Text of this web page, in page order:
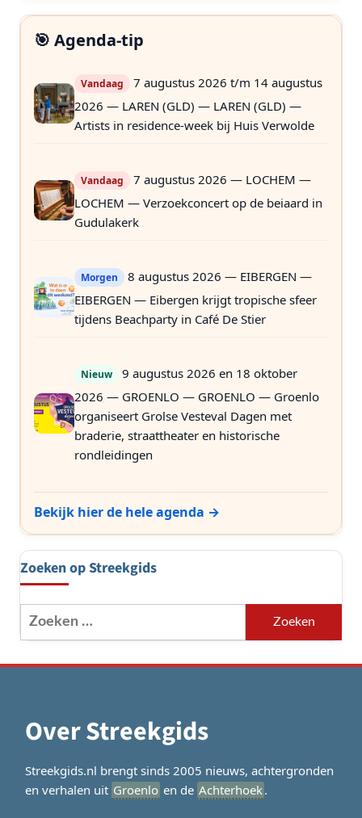
🎯 Agenda-tip
Vandaag
7 augustus 2026 t/m 14 augustus
2026 — LAREN (GLD) — LAREN (GLD) —
Artists in residence-week bij Huis Verwolde
Vandaag
7 augustus 2026 — LOCHEM —
LOCHEM — Verzoekconcert op de beiaard in
Gudulakerk
Morgen
8 augustus 2026 — EIBERGEN —
EIBERGEN — Eibergen krijgt tropische sfeer
tijdens Beachparty in Café De Stier
Nieuw
9 augustus 2026 en 18 oktober
2026 — GROENLO — GROENLO — Groenlo
organiseert Grolse Vesteval Dagen met
braderie, straattheater en historische
rondleidingen
Bekijk hier de hele agenda →
Zoeken op Streekgids
Zoeken
naar:
Over Streekgids
Streekgids.nl brengt sinds 2005 nieuws, achtergronden
en verhalen uit Groenlo en de Achterhoek.